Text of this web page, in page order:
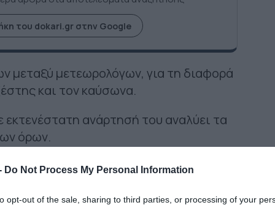
Do Not Process My Personal Information
opt-out of the sale, sharing to third parties, or processing of your
του dokari.gr στην Google
μεταξύ μετεωρολόγων, για τη διαφορά
και τον καύσωνα.
ανάρτησή του αναλύει τα
όρων.
του OPEN…